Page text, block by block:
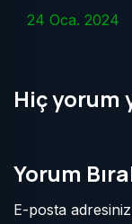
24 Oca. 2024
Hiç yorum
Yorum
E-posta